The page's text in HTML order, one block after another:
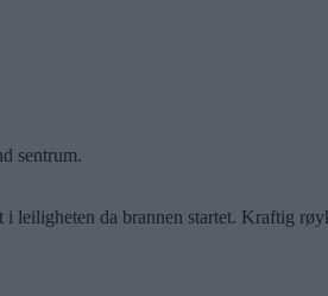
sentrum.
i leiligheten da brannen startet. Kraftig